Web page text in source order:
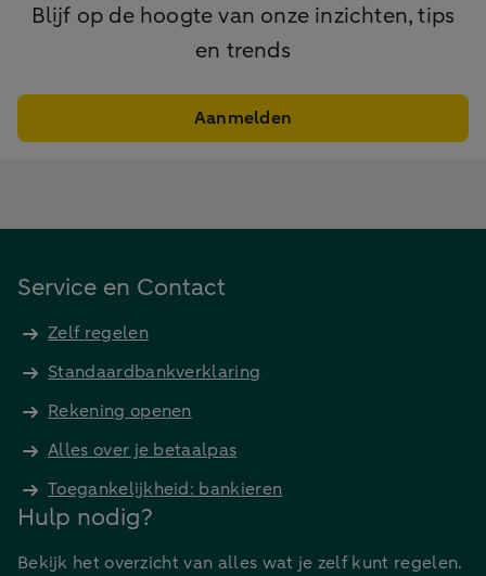
Blijf op de hoogte van onze inzichten, tips
en trends
Aanmelden
Service en Contact
Zelf regelen
Standaardbankverklaring
Rekening openen
Alles over je betaalpas
Toegankelijkheid: bankieren
Hulp nodig?
Bekijk het overzicht van alles wat je zelf kunt regelen.